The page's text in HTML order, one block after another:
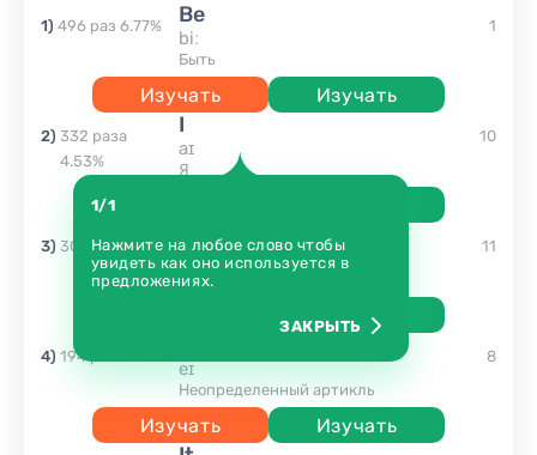
1) 496 раз 6.77% be
biː
быть
Изучать Изучать
1
2) 332 раза
4.53%
I
aɪ
я
10
1/1
Нажмите на любое слово чтобы
увидеть как оно используется в
предложениях.
ЗАКРЫТЬ
3) 302 раза 4.12% you
juː
Ты / вы
Изучать
11
4) 194
eɪ
Неопределенный артикль
Изучать Изучать
8